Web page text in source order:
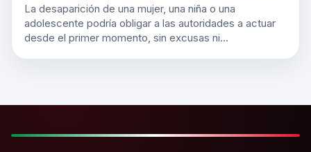
La desaparición de una mujer, una niña o una
adolescente podría obligar a las autoridades a actuar
desde el primer momento, sin excusas ni…